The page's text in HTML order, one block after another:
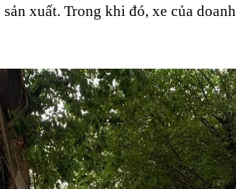
xuất. Trong khi đó, xe của